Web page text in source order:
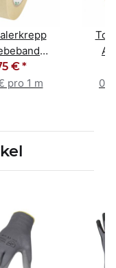
30mm x
€*
pro 1 m